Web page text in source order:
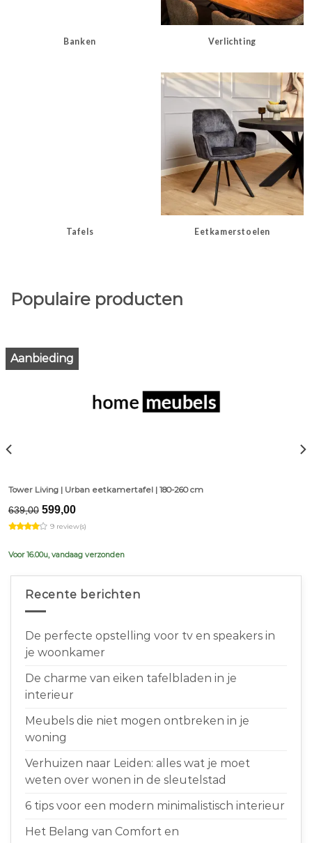
Banken Verlichting
Tafels Eetkamerstoelen
Populaire producten
Aanbieding
Tower Living | Urban eetkamertafel | 180-260 cm
639,00 Original
price
was:
599,00Current
is:
9 review(s)
Voor 16.00u, vandaag verzonden
Recente berichten
De perfecte opstelling voor tv en speakers in
je woonkamer
De charme van eiken tafelbladen in je
interieur
Meubels die niet mogen ontbreken in je
woning
Verhuizen naar Leiden: alles wat je moet
weten over wonen in de sleutelstad
6 tips voor een modern minimalistisch interieur
Het Belang van Comfort en